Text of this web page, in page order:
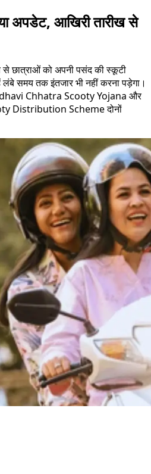
अपडेट, आखिरी तारीख से
छात्राओं को अपनी पसंद की स्कूटी
समय तक इंतजार भी नहीं करना पड़ेगा।
Chhatra Scooty Yojana और
Distribution Scheme दोनों